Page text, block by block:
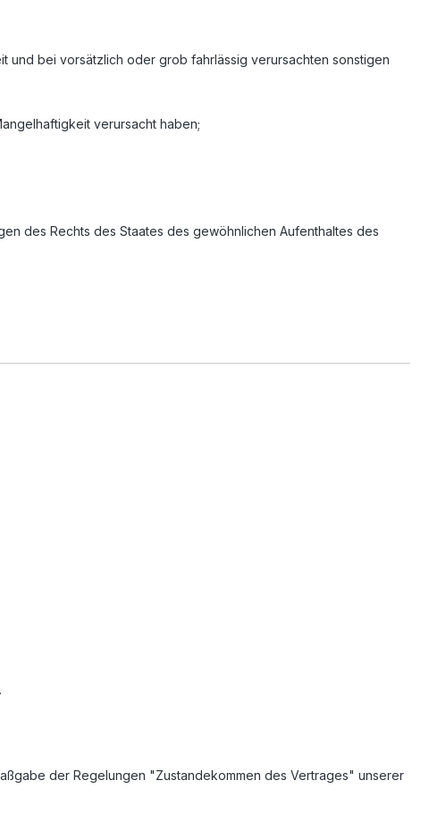
und bei vorsätzlich oder grob fahrlässig verursachten sonstigen
verursacht haben;
des Rechts des Staates des gewöhnlichen Aufenthaltes des
der Regelungen "Zustandekommen des Vertrages" unserer